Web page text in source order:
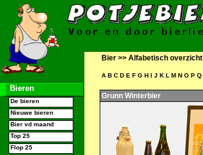
Bieren
De bieren
Nieuwe bieren
Bier vd maand
Top 25
Flop 25
Bier >> Alfabetisch overzicht
A B C D E F G H I J K L M N O P Q
Grunn Winterbier